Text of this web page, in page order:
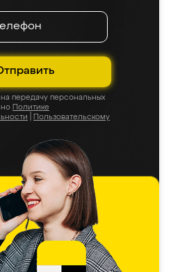
передачу персональных
Политике
Пользовательскому